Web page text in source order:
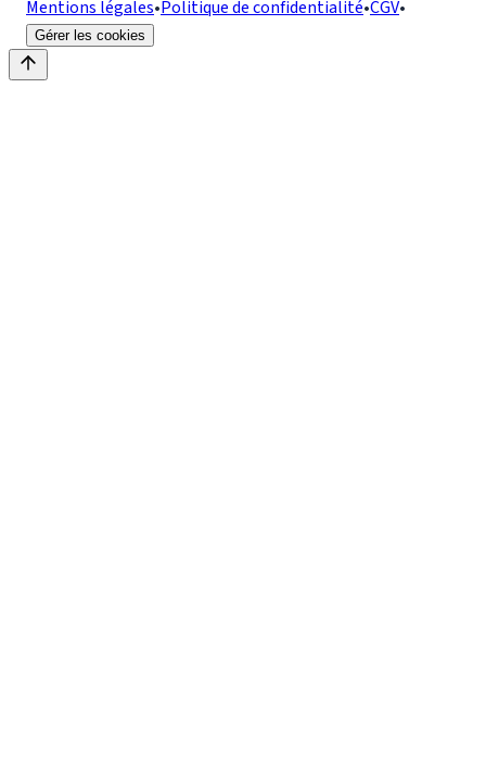
Mentions légales•Politique de confidentialité•CGV•
Gérer les cookies